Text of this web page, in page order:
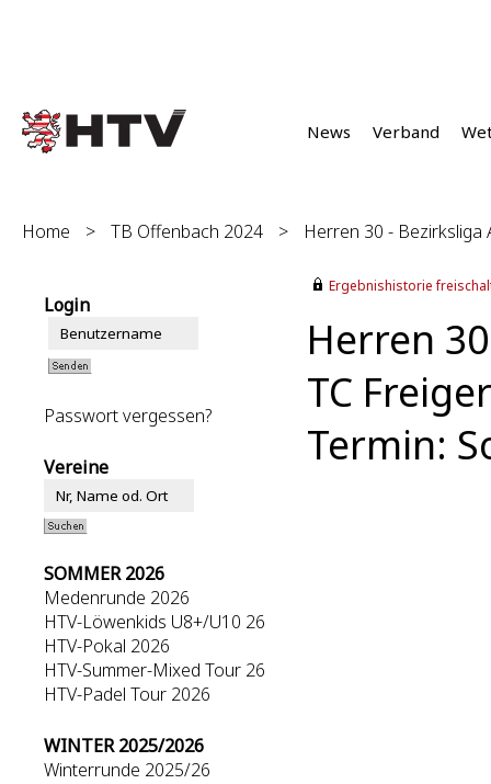
News Verband
Home > TB Offenbach 2024 > Herren 30 - Bezirksliga
Login
Passwort vergessen?
Vereine
SOMMER 2026
Medenrunde 2026
HTV-Löwenkids U8+/U10 26
HTV-Pokal 2026
HTV-Summer-Mixed Tour 26
HTV-Padel Tour 2026
WINTER 2025/2026
Winterrunde 2025/26
Ergebnishistorie
Herren
TC
Termin: